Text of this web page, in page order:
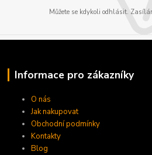
Můžete se kdykoli odhlásit.
Informace pro zákazníky
O nás
Jak nakupovat
Obchodní podmínky
Kontakty
Blog